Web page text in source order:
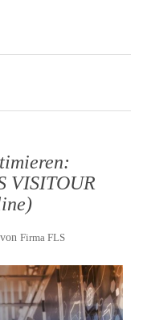
VISITOUR
von Firma FLS